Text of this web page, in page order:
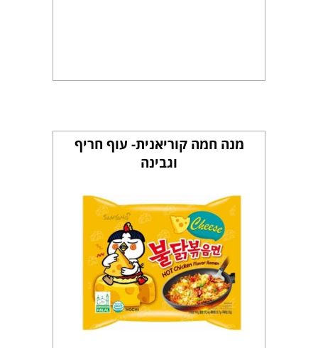
מנה חמה קוריאנית- עוף חריף
וגבינה